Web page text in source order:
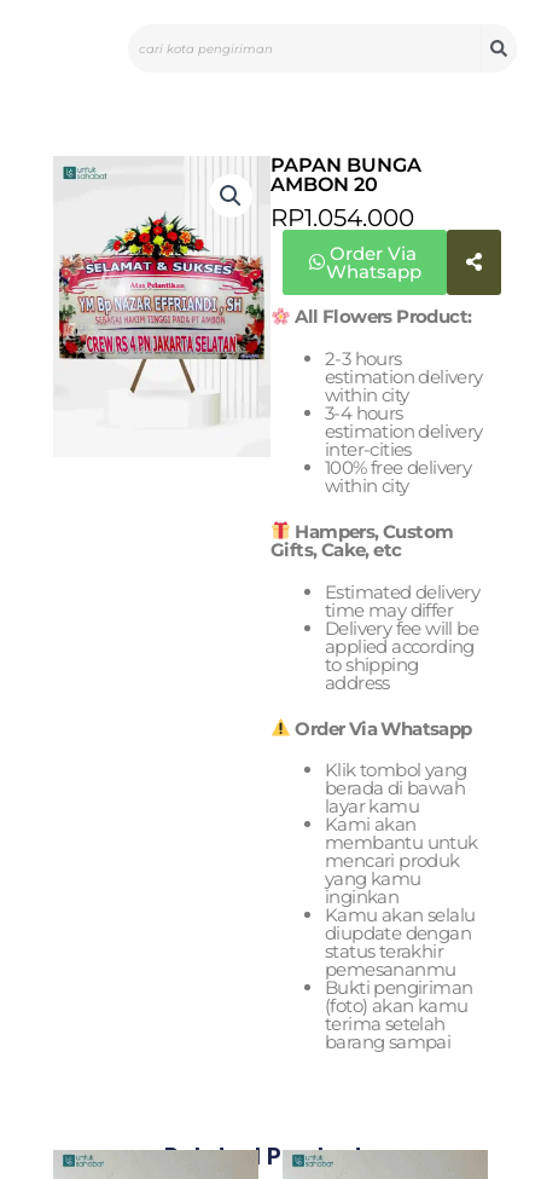
PAPAN BUNGA
AMBON 20
RP1.054.000
Order Via
Whatsapp
All Flowers Product:
2-3 hours
estimation delivery
within city
3-4 hours
estimation delivery
inter-cities
100% free delivery
within city
Hampers, Custom
Gifts, Cake, etc
Estimated delivery
time may differ
Delivery fee will be
applied according
to shipping
address
Order Via Whatsapp
Klik tombol yang
berada di bawah
layar kamu
Kami akan
membantu untuk
mencari produk
yang kamu
inginkan
Kamu akan selalu
diupdate dengan
status terakhir
pemesananmu
Bukti pengiriman
(foto) akan kamu
terima setelah
barang sampai
Related Products